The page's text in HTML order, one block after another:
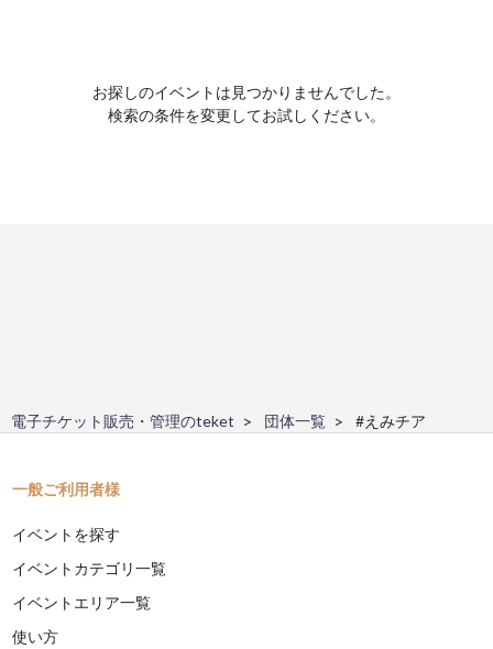
お探しのイベントは見つかりませんでした。
検索の条件を変更してお試しください。
電子チケット販売・管理のteket 団体一覧 #えみチア
一般ご利用者様
イベントを探す
イベントカテゴリ一覧
イベントエリア一覧
使い方